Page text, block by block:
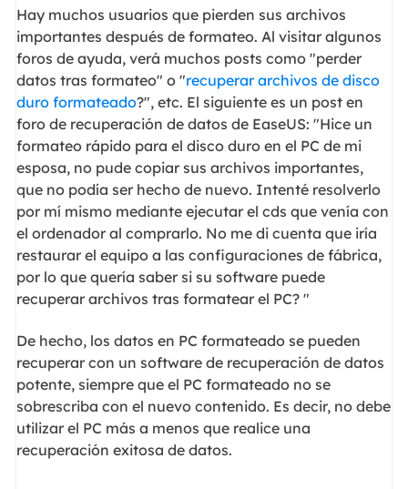
Hay muchos usuarios que pierden sus archivos
importantes después de formateo. Al visitar algunos
foros de ayuda, verá muchos posts como "perder
datos tras formateo" o "recuperar archivos de disco
duro formateado?", etc. El siguiente es un post en
foro de recuperación de datos de EaseUS: "Hice un
formateo rápido para el disco duro en el PC de mi
esposa, no pude copiar sus archivos importantes,
que no podía ser hecho de nuevo. Intenté resolverlo
por mí mismo mediante ejecutar el cds que venía con
el ordenador al comprarlo. No me di cuenta que iría
restaurar el equipo a las configuraciones de fábrica,
por lo que quería saber si su software puede
recuperar archivos tras formatear el PC? "
De hecho, los datos en PC formateado se pueden
recuperar con un software de recuperación de datos
potente, siempre que el PC formateado no se
sobrescriba con el nuevo contenido. Es decir, no debe
utilizar el PC más a menos que realice una
recuperación exitosa de datos.